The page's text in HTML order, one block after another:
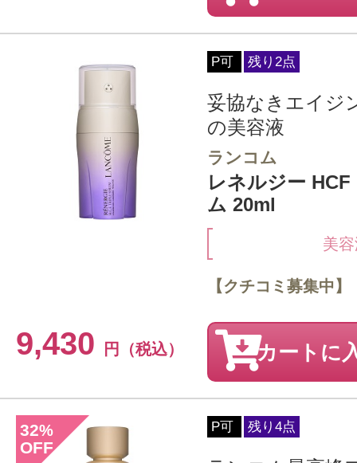
P可 残り2点
妥協なきエイジ
の美容液
ランコム
レネルジー
ム 20ml
美
9,430 円（税込）
【クチコミ募集中】
カートに
32%
OFF
P可 残り4点